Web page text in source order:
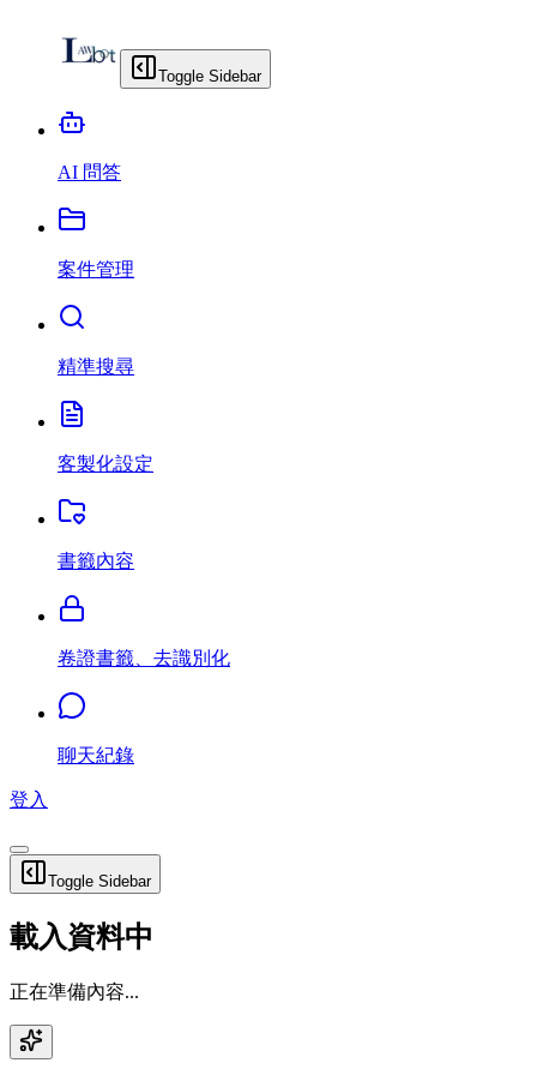
Toggle Sidebar
AI 問答
案件管理
精準搜尋
客製化設定
書籤內容
卷證書籤、去識別化
聊天紀錄
登入
Toggle Sidebar
載入資料中
正在準備內容...